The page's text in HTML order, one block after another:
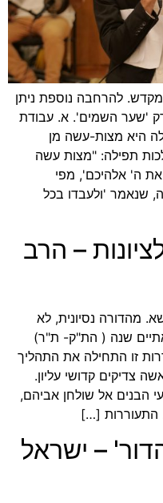
להרחבה נוספת ניתן
'שער השמים'. א. עבודת
היא מצות-עשה מן
תפילה: "מצות עשה
ה' אלהיכם', מפי
שנאמר 'ולעבדו בכל
– הרב
מהדורה נסיונית, לא
שנה ( הת"ק- ת"ר)
זו התחילה את התהליך
צדיקים קדושי עליון.
הבנים אל שולחן אביהם,
התעוררות […]
– ישראל